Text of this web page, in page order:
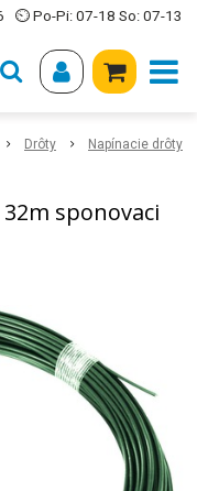
⏲ Po-Pi: 07-18 So: 07-13
Drôty
Napínacie drôty
sponovaci